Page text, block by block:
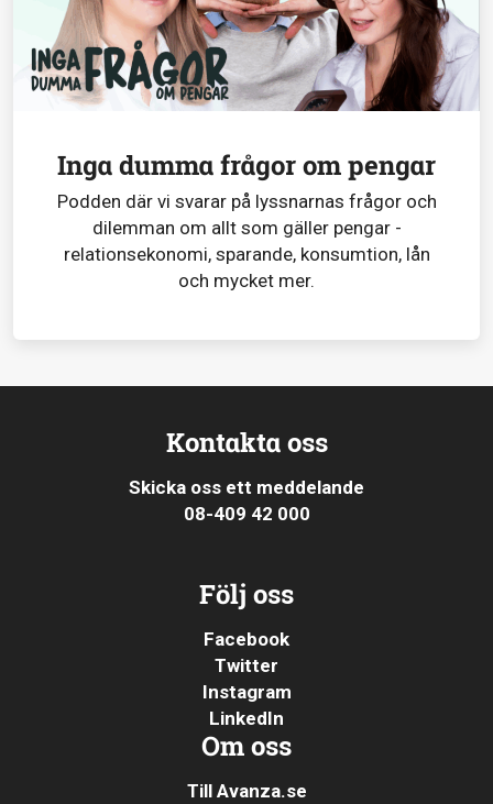
Inga dumma frågor om pengar
Podden där vi svarar på lyssnarnas frågor och
dilemman om allt som gäller pengar -
relationsekonomi, sparande, konsumtion, lån
och mycket mer.
Kontakta oss
Skicka oss ett meddelande
08-409 42 000
Följ oss
Facebook
Twitter
Instagram
LinkedIn
Om oss
Till Avanza.se